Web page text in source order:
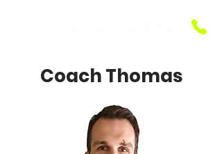
Coach Thomas